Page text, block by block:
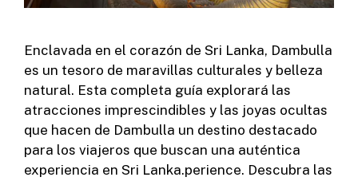
Enclavada en el corazón de Sri Lanka, Dambulla
es un tesoro de maravillas culturales y belleza
natural. Esta completa guía explorará las
atracciones imprescindibles y las joyas ocultas
que hacen de Dambulla un destino destacado
para los viajeros que buscan una auténtica
experiencia en Sri Lanka.perience. Descubra las